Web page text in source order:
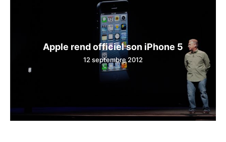
Apple rend officiel son iPhone 5
12 septembre 2012